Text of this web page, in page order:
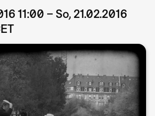
11:00 – So, 21.02.2016